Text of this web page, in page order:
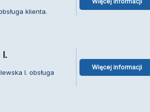
klienta.
I.
I. obsługa
Więcej informacji